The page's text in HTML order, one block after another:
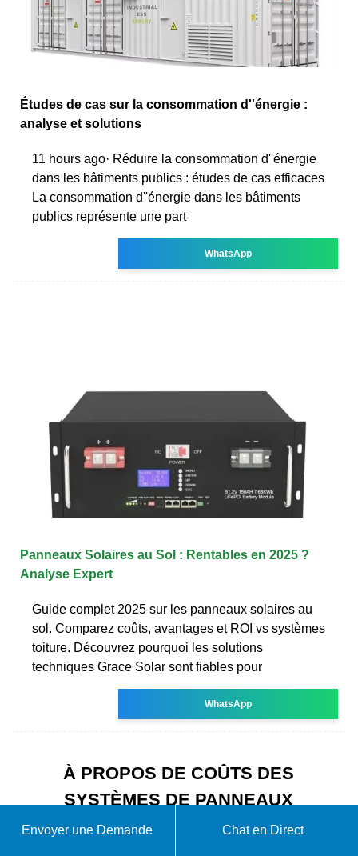
Études de cas sur la consommation d''énergie :
analyse et solutions
11 hours ago· Réduire la consommation d''énergie
dans les bâtiments publics : études de cas efficaces
La consommation d''énergie dans les bâtiments
publics représente une part
WhatsApp
Panneaux Solaires au Sol : Rentables en 2025 ?
Analyse Expert
Guide complet 2025 sur les panneaux solaires au
sol. Comparez coûts, avantages et ROI vs systèmes
toiture. Découvrez pourquoi les solutions
techniques Grace Solar sont fiables pour
WhatsApp
À PROPOS DE COÛTS DES
SYSTÈMES DE PANNEAUX
SOLAIRES AU MYANMAR
Envoyer une Demande Chat en Direct